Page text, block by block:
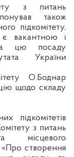
з питань
також
підкомітету,
є вакантною і
цю посаду
України
О.Боднар
щодо складу
підкомітетів
з питань
місцевого
«Про створення